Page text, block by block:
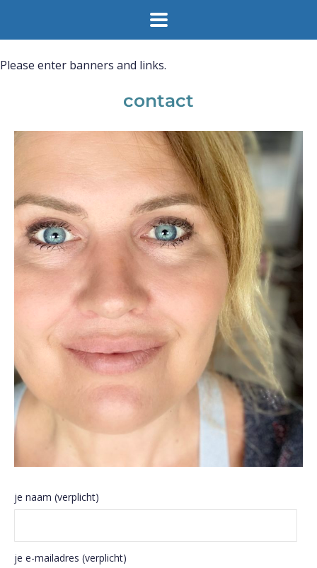
Please enter banners and links.
contact
je naam (verplicht)
je e-mailadres (verplicht)